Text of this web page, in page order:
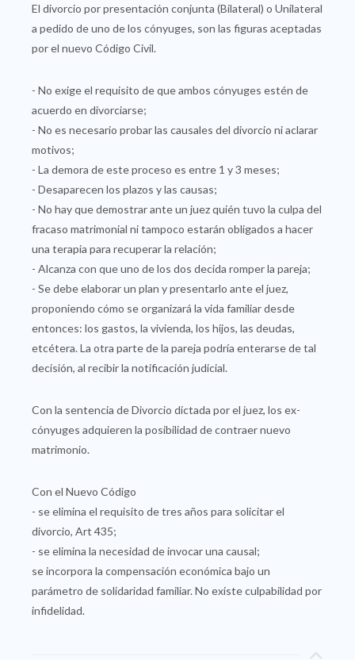
El divorcio por presentación conjunta (Bilateral) o Unilateral
a pedido de uno de los cónyuges, son las figuras aceptadas
por el nuevo Código Civil.
- No exige el requisito de que ambos cónyuges estén de
acuerdo en divorciarse;
- No es necesario probar las causales del divorcio ni aclarar
motivos;
- La demora de este proceso es entre 1 y 3 meses;
- Desaparecen los plazos y las causas;
- No hay que demostrar ante un juez quién tuvo la culpa del
fracaso matrimonial ni tampoco estarán obligados a hacer
una terapia para recuperar la relación;
- Alcanza con que uno de los dos decida romper la pareja;
- Se debe elaborar un plan y presentarlo ante el juez,
proponiendo cómo se organizará la vida familiar desde
entonces: los gastos, la vivienda, los hijos, las deudas,
etcétera. La otra parte de la pareja podría enterarse de tal
decisión, al recibir la notificación judicial.
Con la sentencia de Divorcio dictada por el juez, los ex-
cónyuges adquieren la posibilidad de contraer nuevo
matrimonio.
Con el Nuevo Código
- se elimina el requisito de tres años para solicitar el
divorcio, Art 435;
- se elimina la necesidad de invocar una causal;
se incorpora la compensación económica bajo un
parámetro de solidaridad familiar. No existe culpabilidad por
infidelidad.